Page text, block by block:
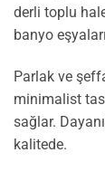
derli toplu
banyo
Parlak ve
minimalist
sağlar.
kalitede.